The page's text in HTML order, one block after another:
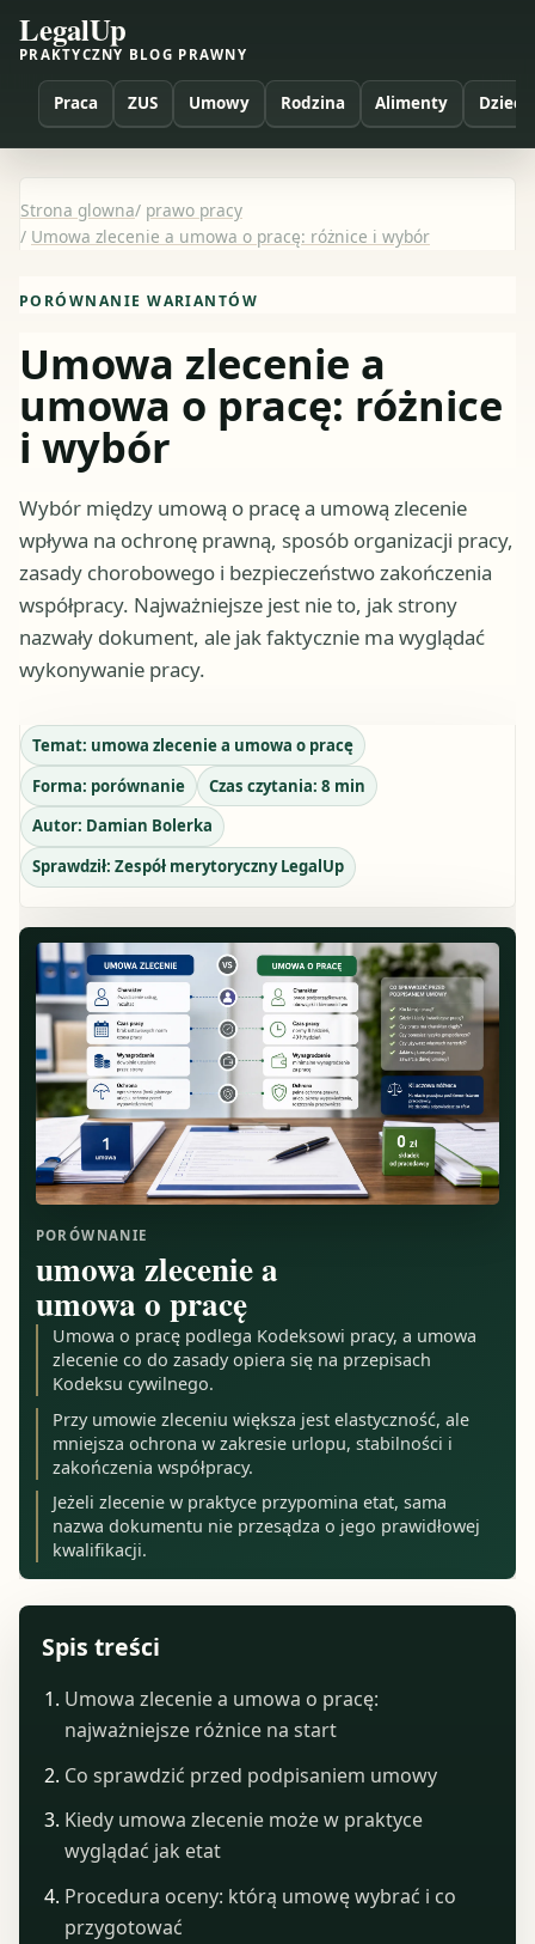
LegalUp
PRAKTYCZNY BLOG PRAWNY
Praca ZUS Umowy Rodzina Alimenty Dzieci
Strona glowna/ prawo pracy
/ Umowa zlecenie a umowa o pracę: różnice i wybór
PORÓWNANIE WARIANTÓW
Umowa zlecenie a
umowa o pracę: różnice
i wybór
Wybór między umową o pracę a umową zlecenie
wpływa na ochronę prawną, sposób organizacji pracy,
zasady chorobowego i bezpieczeństwo zakończenia
współpracy. Najważniejsze jest nie to, jak strony
nazwały dokument, ale jak faktycznie ma wyglądać
wykonywanie pracy.
Temat: umowa zlecenie a umowa o pracę
Forma: porównanie Czas czytania: 8 min
Autor: Damian Bolerka
Sprawdził: Zespół merytoryczny LegalUp
PORÓWNANIE
umowa zlecenie a
umowa o pracę
Umowa o pracę podlega Kodeksowi pracy, a umowa
zlecenie co do zasady opiera się na przepisach
Kodeksu cywilnego.
Przy umowie zleceniu większa jest elastyczność, ale
mniejsza ochrona w zakresie urlopu, stabilności i
zakończenia współpracy.
Jeżeli zlecenie w praktyce przypomina etat, sama
nazwa dokumentu nie przesądza o jego prawidłowej
kwalifikacji.
Spis treści
Umowa zlecenie a umowa o pracę:
najważniejsze różnice na start
Co sprawdzić przed podpisaniem umowy
Kiedy umowa zlecenie może w praktyce
wyglądać jak etat
Procedura oceny: którą umowę wybrać i co
przygotować